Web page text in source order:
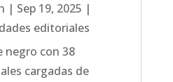
| Sep 19, 2025 |
editoriales
negro con 38
cargadas de